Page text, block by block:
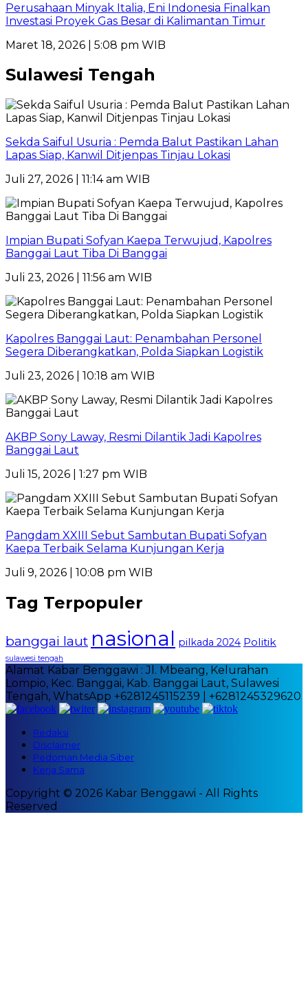
Perusahaan Minyak Italia, Eni Indonesia Finalkan
Investasi Proyek Gas Besar di Kalimantan Timur
Maret 18, 2026 | 5:08 pm WIB
Sulawesi Tengah
Sekda Saiful Usuria : Pemda Balut Pastikan Lahan
Lapas Siap, Kanwil Ditjenpas Tinjau Lokasi
Juli 27, 2026 | 11:14 am WIB
Impian Bupati Sofyan Kaepa Terwujud, Kapolres
Banggai Laut Tiba Di Banggai
Juli 23, 2026 | 11:56 am WIB
Kapolres Banggai Laut: Penambahan Personel
Segera Diberangkatkan, Polda Siapkan Logistik
Juli 23, 2026 | 10:18 am WIB
AKBP Sony Laway, Resmi Dilantik Jadi Kapolres
Banggai Laut
Juli 15, 2026 | 1:27 pm WIB
Pangdam XXIII Sebut Sambutan Bupati Sofyan
Kaepa Terbaik Selama Kunjungan Kerja
Juli 9, 2026 | 10:08 pm WIB
Tag Terpopuler
banggai laut nasional pilkada 2024 Politik
sulawesi tengah
Alamat Kabar Benggawi : Jl. Mbeang, Kelurahan
Lompio, Kec. Banggai, Kab. Banggai Laut, Sulawesi
Tengah, WhatsApp +6281245115239 | +6281245329620
Redaksi
Disclaimer
Pedoman Media Siber
Kerja Sama
Copyright © 2026 Kabar Benggawi - All Rights
Reserved